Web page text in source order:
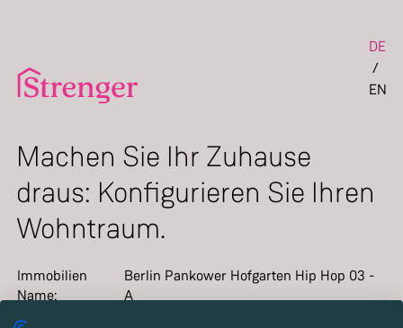
Set
DE
/
EN
Machen Sie Ihr Zuhause
draus: Konfigurieren Sie Ihren
Wohntraum.
Immobilien
Name:
Berlin Pankower Hofgarten Hip Hop 03 -
A
Projekt